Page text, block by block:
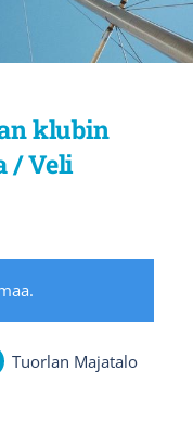
klubin
/ Veli
Tuorlan Majatalo